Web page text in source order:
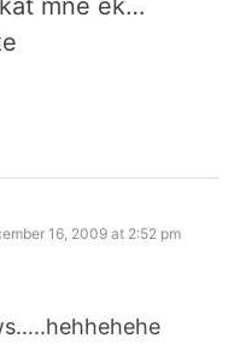
mne ek…
16, 2009 at 2:52 pm